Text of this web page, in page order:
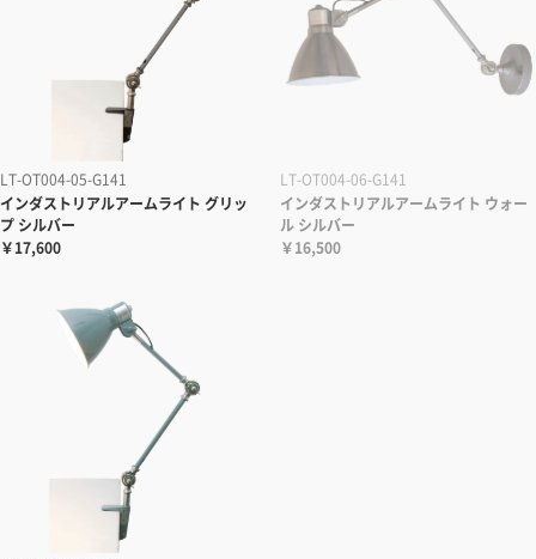
LT-OT004-05-G141
インダストリアルアームライト グリッ
プ シルバー
￥17,600
LT-OT004-06-G141
インダストリアルアームライト ウォー
ル シルバー
￥16,500